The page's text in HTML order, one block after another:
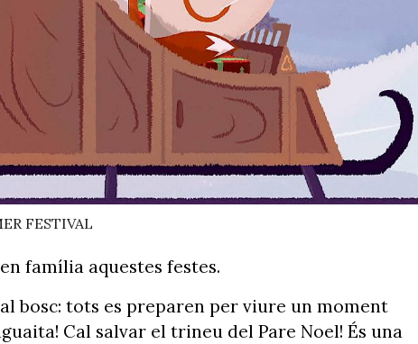
FESTIVAL
família aquestes festes.
bosc: tots es preparen per viure un moment
Cal salvar el trineu del Pare Noel! És una